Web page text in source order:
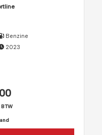
Benzine
2023